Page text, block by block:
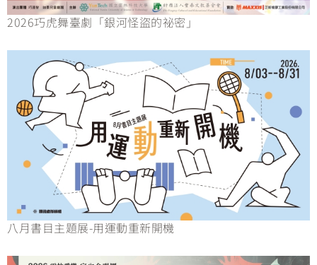
2026巧虎舞臺劇「銀河怪盜的祕密」
八月書目主題展-用運動重新開機